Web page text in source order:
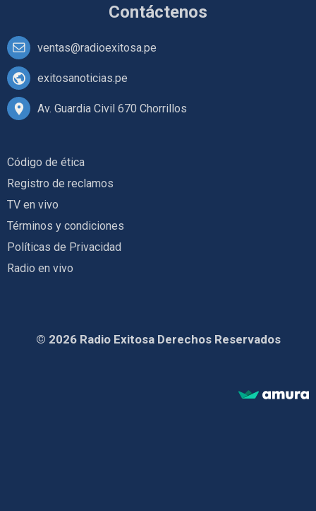
Contáctenos
ventas@radioexitosa.pe
exitosanoticias.pe
Av. Guardia Civil 670 Chorrillos
Código de ética
Registro de reclamos
TV en vivo
Términos y condiciones
Políticas de Privacidad
Radio en vivo
© 2026 Radio Exitosa Derechos Reservados